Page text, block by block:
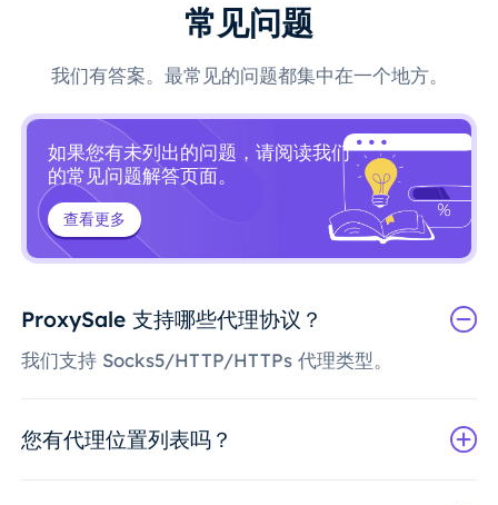
常见问题
我们有答案。最常见的问题都集中在一个地方。
如果您有未列出的问题，请阅读我们
的常见问题解答页面。
查看更多
ProxySale 支持哪些代理协议？
我们支持 Socks5/HTTP/HTTPs 代理类型。
您有代理位置列表吗？